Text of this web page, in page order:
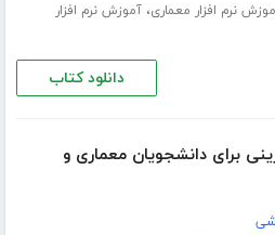
نرم افزار معماری،آموزش نرم افزار
دانلود کتاب
برای دانشجویان معماری و